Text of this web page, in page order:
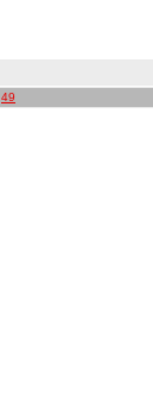
49